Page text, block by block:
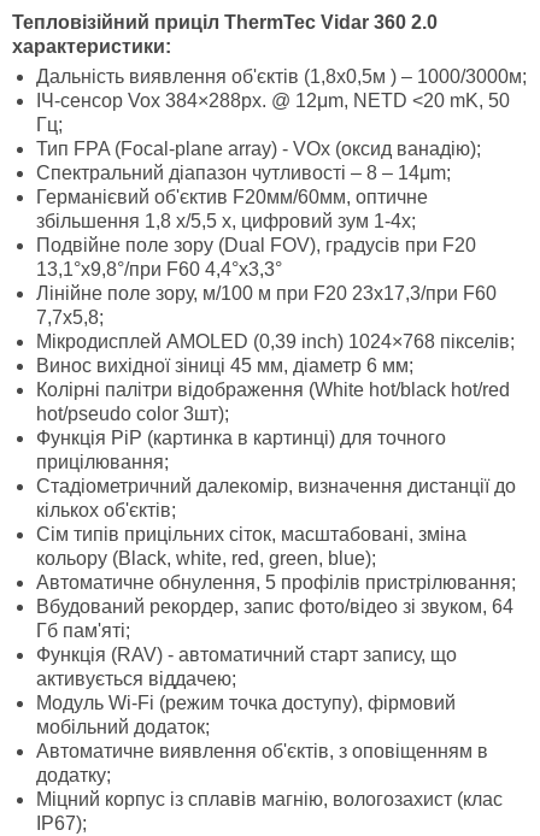
Тепловізійний приціл ThermTec Vidar 360 2.0
характеристики:
Дальність виявлення об'єктів (1,8х0,5м ) – 1000/3000м;
ІЧ-сенсор Vox 384×288px. @ 12μm, NETD <20 mK, 50
Гц;
Тип FPA (Focal-plane array) - VOx (оксид ванадію);
Спектральний діапазон чутливості – 8 – 14μm;
Германієвий об'єктив F20мм/60мм, оптичне
збільшення 1,8 х/5,5 х, цифровий зум 1-4х;
Подвійне поле зору (Dual FOV), градусів при F20
13,1°x9,8°/при F60 4,4°x3,3°
Лінійне поле зору, м/100 м при F20 23x17,3/при F60
7,7x5,8;
Мікродисплей AMOLED (0,39 inch) 1024×768 пікселів;
Винос вихідної зіниці 45 мм, діаметр 6 мм;
Колірні палітри відображення (White hot/black hot/red
hot/pseudo color 3шт);
Функція PiP (картинка в картинці) для точного
прицілювання;
Стадіометричний далекомір, визначення дистанції до
кількох об'єктів;
Сім типів прицільних сіток, масштабовані, зміна
кольору (Black, white, red, green, blue);
Автоматичне обнулення, 5 профілів пристрілювання;
Вбудований рекордер, запис фото/відео зі звуком, 64
Гб пам'яті;
Функція (RAV) - автоматичний старт запису, що
активується віддачею;
Модуль Wi-Fi (режим точка доступу), фірмовий
мобільний додаток;
Автоматичне виявлення об'єктів, з оповіщенням в
додатку;
Міцний корпус із сплавів магнію, вологозахист (клас
IP67);